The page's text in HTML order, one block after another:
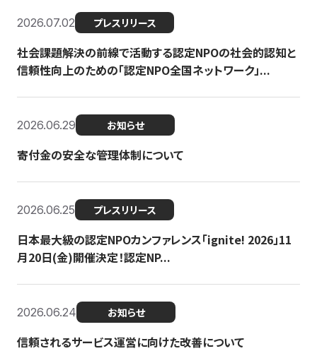
2026.07.02 プレスリリース
社会課題解決の前線で活動する認定NPOの社会的認知と
信頼性向上のための「認定NPO全国ネットワーク」...
2026.06.29 お知らせ
寄付金の安全な管理体制について
2026.06.25 プレスリリース
日本最大級の認定NPOカンファレンス「ignite! 2026」11
月20日(金)開催決定！認定NP...
2026.06.24 お知らせ
信頼されるサービス運営に向けた改善について